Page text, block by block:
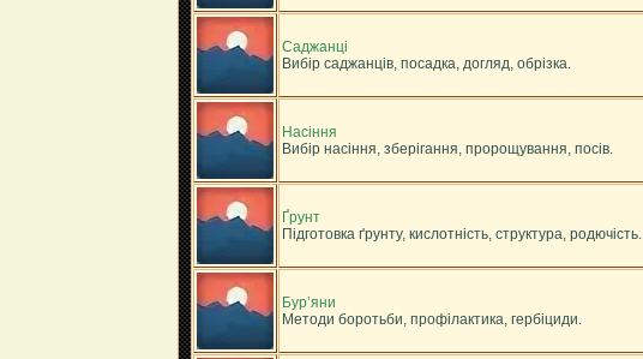
Саджанці
Вибір саджанців, посадка, догляд, обрізка.
Насіння
Вибір насіння, зберігання, пророщування, посів.
Ґрунт
Підготовка ґрунту, кислотність, структура, родючість.
Бур’яни
Методи боротьби, профілактика, гербіциди.